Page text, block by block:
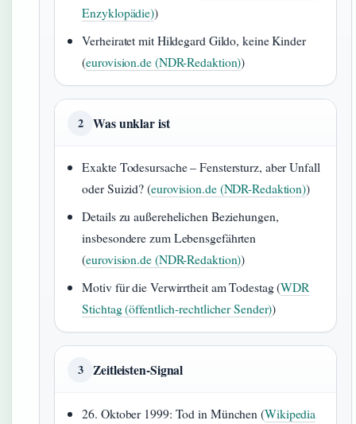
Enzyklopädie))
Verheiratet mit Hildegard Gildo, keine Kinder
(eurovision.de (NDR-Redaktion))
2 Was unklar ist
Exakte Todesursache – Fenstersturz, aber Unfall
oder Suizid? (eurovision.de (NDR-Redaktion))
Details zu außerehelichen Beziehungen,
insbesondere zum Lebensgefährten
(eurovision.de (NDR-Redaktion))
Motiv für die Verwirrtheit am Todestag (WDR
Stichtag (öffentlich-rechtlicher Sender))
3 Zeitleisten-Signal
26. Oktober 1999: Tod in München (Wikipedia